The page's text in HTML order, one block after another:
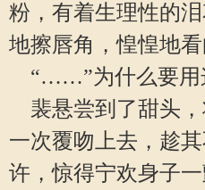
粉，有着生理性的
地擦唇角，惶惶地看
“……”为什么要用
裴悬尝到了甜头
一次覆吻上去，趁
许，惊得宁欢身子